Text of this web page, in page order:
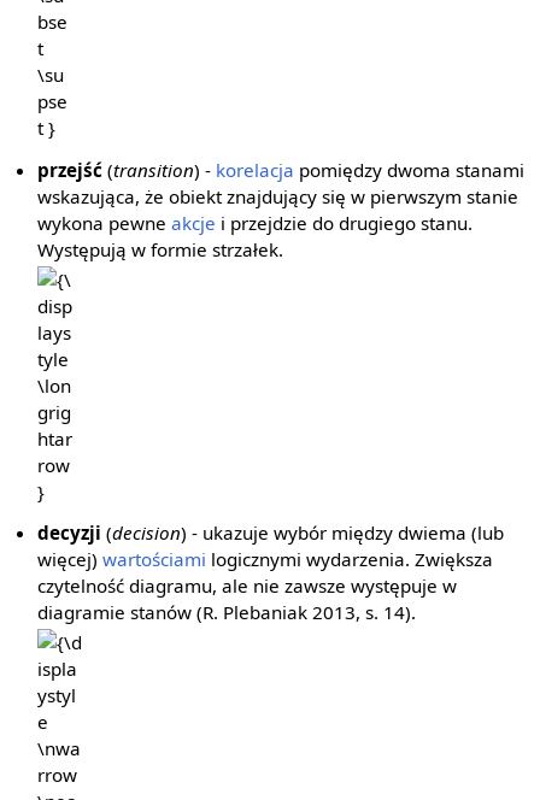
przejść (transition) - korelacja pomiędzy dwoma stanami
wskazująca, że obiekt znajdujący się w pierwszym stanie
wykona pewneakcje i przejdzie do drugiego stanu.
Występują w formie strzałek.
{\displaystyle
\longrightarrow
}
decyzji (decision) - ukazuje wybór między dwiema (lub
więcej)wartościami logicznymi wydarzenia. Zwiększa
czytelność diagramu, ale nie zawsze występuje w
diagramie stanów (R. Plebaniak 2013, s. 14).
{\displaystyle
\nwarrow
\nearrow }